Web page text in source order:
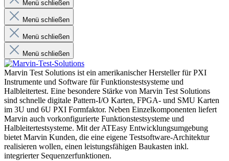
Menü schließen
Menü schließen
Menü schließen
Menü schließen
Marvin Test Solutions ist ein amerikanischer Hersteller für PXI
Instrumente und Software für Funktionstestsysteme und
Halbleitertest. Eine besondere Stärke von Marvin Test Solutions
sind schnelle digitale Pattern-I/O Karten, FPGA- und SMU Karten
im 3U und 6U PXI Formfaktor. Neben Einzelkomponenten liefert
Marvin auch vorkonfigurierte Funktionstestsysteme und
Halbleitertestsysteme. Mit der ATEasy Entwicklungsumgebung
bietet Marvin Kunden, die eine eigene Testsoftware-Architektur
realisieren wollen, einen leistungsfähigen Baukasten inkl.
integrierter Sequenzerfunktionen.